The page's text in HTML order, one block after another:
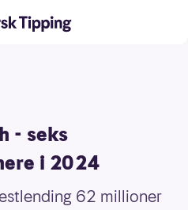
- seks
i 2024
62 millioner